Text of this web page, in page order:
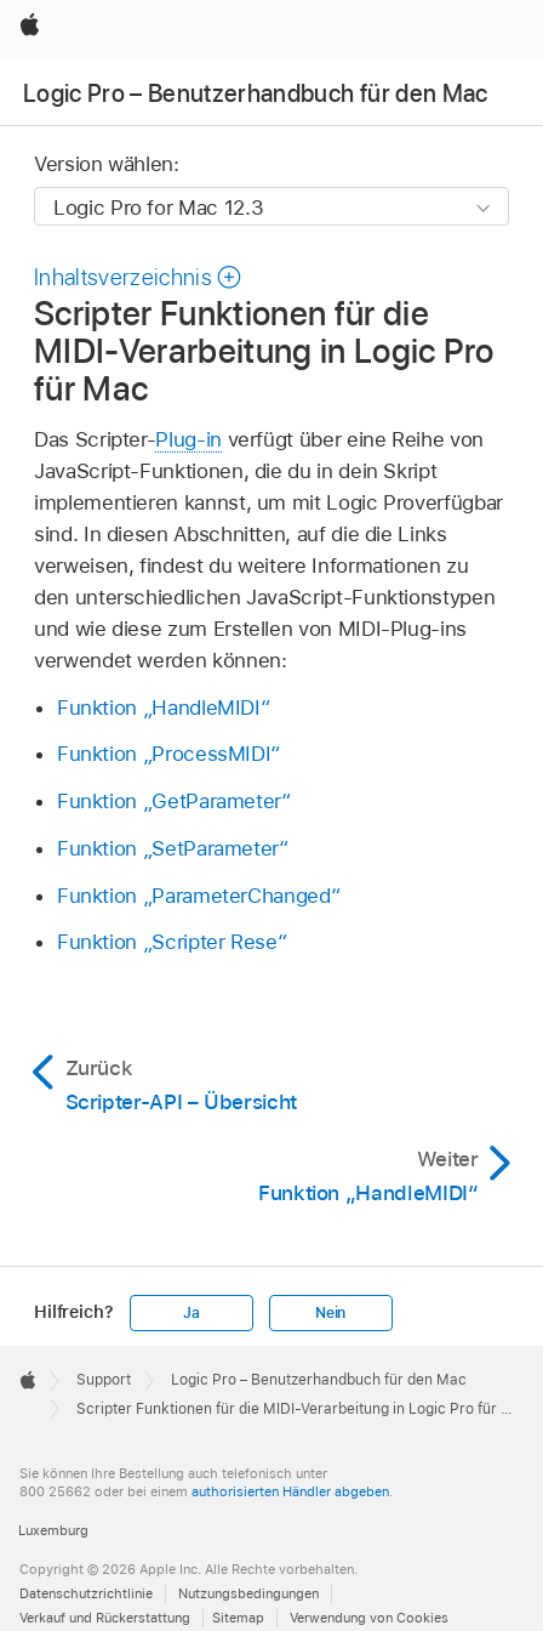
Apple
Logic Pro – Benutzerhandbuch für den Mac
Version wählen:
Inhaltsverzeichnis
Scripter Funktionen für die
MIDI-Verarbeitung in Logic Pro
für Mac
Das Scripter-Plug-in verfügt über eine Reihe von
JavaScript-Funktionen, die du in dein Skript
implementieren kannst, um mit Logic Proverfügbar
sind. In diesen Abschnitten, auf die die Links
verweisen, findest du weitere Informationen zu
den unterschiedlichen JavaScript-Funktionstypen
und wie diese zum Erstellen von MIDI-Plug-ins
verwendet werden können:
Funktion „HandleMIDI“
Funktion „ProcessMIDI“
Funktion „GetParameter“
Funktion „SetParameter“
Funktion „ParameterChanged“
Funktion „Scripter Rese“
Zurück
Scripter-API – Übersicht
Weiter
Funktion „HandleMIDI“
Hilfreich? Ja Nein
Footer

Apple
Support
Logic Pro – Benutzerhandbuch für den Mac
Scripter Funktionen für die MIDI-Verarbeitung in Logic Pro für Mac
Sie können Ihre Bestellung auch telefonisch unter
800 25662 oder bei einem authorisierten Händler abgeben.
Luxemburg
Copyright © 2026 Apple Inc. Alle Rechte vorbehalten.
Datenschutzrichtlinie
Nutzungsbedingungen
Verkauf und Rückerstattung
Sitemap Verwendung von Cookies